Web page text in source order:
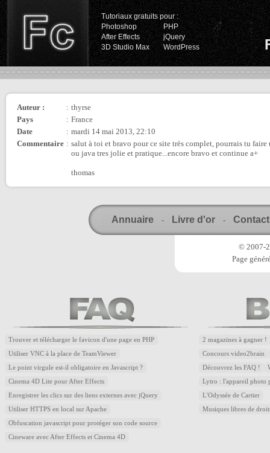
Tutoriaux gratuits pour :
Photoshop
PHP
After Effects
jQuery
3D Studio Max
WordPress
Auteur : : thyrse
Pays
: France
Date
: mardi 14 mai 2013, 22:10
Commentaire : salut à toi et bravo pour ce site très complet, pourrais tu
ou java tres jolie et pratique...encore bravo et continue a+
thomas
Annuaire - Livre d'or - Contact
© 2007-
Page
Trouver et télécharger le favicon d'une page en PHP
Utiliser VNC à la place de TeamViewer
Le point virgule est-il obligatoire en Javascript ?
Cinema 4D Lite pour After Effects
Enregistrer les clics sur des liens externes avec jQuery
Utiliser HTTPS en local sur Apache
Obfuscation javascript pour protéger son code source
Cineware avec After Effects et Cinema 4D
2 magazines à gagner !
Concours video2brain
Découvrez les FAQ !
Lytro : l'appareil photo
L'Odyssée de Cartier
Musiques libres de